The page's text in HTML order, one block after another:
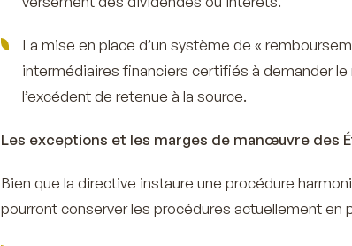
La mise en place d’un système de «
intermédiaires financiers certifiés à demander
l’excédent de retenue à la source.
Les exceptions et les marges de manœuvre des
Bien que la directive instaure une procédure
pourront conserver les procédures actuellement en